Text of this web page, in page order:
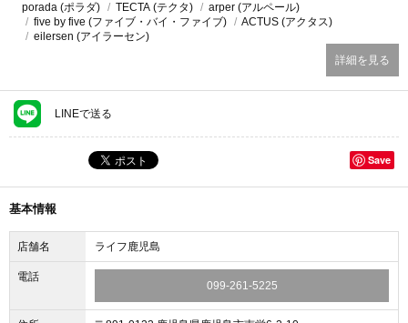
porada (ポラダ) TECTA (テクタ)
arper (アルペール)
five by five (ファイブ・バイ・ファイブ)
ACTUS (アクタス)
eilersen (アイラーセン)
詳細を見る
LINEで送る
Save
基本情報
店舗名 ライフ鹿児島
電話
099-261-5225